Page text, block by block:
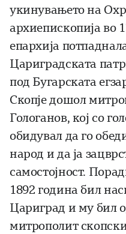
укинувањето на
архиепископија во
епархија
Цариградската
под Бугарската
Скопје дошол
Гологанов, кој со
обидувал да го
народ и да ја
самостојност.
1892 година бил
Цариград и му бил
митрополит